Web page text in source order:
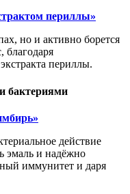
периллы»
но и активно борется
периллы.
бактериями
действие
эмаль и надёжно
иммунитет и даря